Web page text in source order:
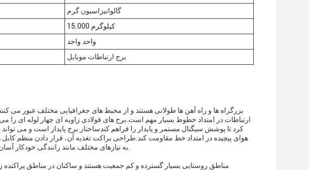
گالوانیزاسیون گرم
15.000 کیلوگرم
واحد واحد
برج ارتباطات موبایل
بزرگراه ها و راه آهن ها طولانی هستند و از محیط های جغرافیایی مختلف عبور می
ارتباطات در امتداد خطوط بسیار مهم است.برج های فولادی زاویه ای چهار لوله ای را
کرد تا پوشش سیگنال مستمر و پایدار را فراهم کندساختار برج پایدار است و می تواند
هوای پیچیده در امتداد خط مقاومت کند.طراحی براکت تغذیه آن، قرار دادن منظم کابل
مناطق روستایی بسیار گسترده و کم جمعیت هستند و ساکنان در مناطق پراکنده